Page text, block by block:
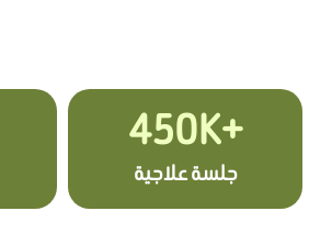
+450K
جلسة علاجية